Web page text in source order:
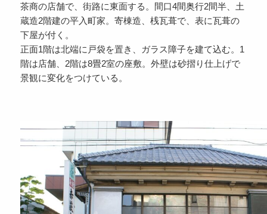
茶商の店舗で、街路に東面する。間口4間奥行2間半、土
蔵造2階建の平入町家。寄棟造、桟瓦葺で、表に瓦葺の
下屋が付く。
正面1階は北端に戸袋を置き、ガラス障子を建て込む。1
階は店舗、2階は8畳2室の座敷。外壁は砂摺り仕上げで
景観に変化をつけている。